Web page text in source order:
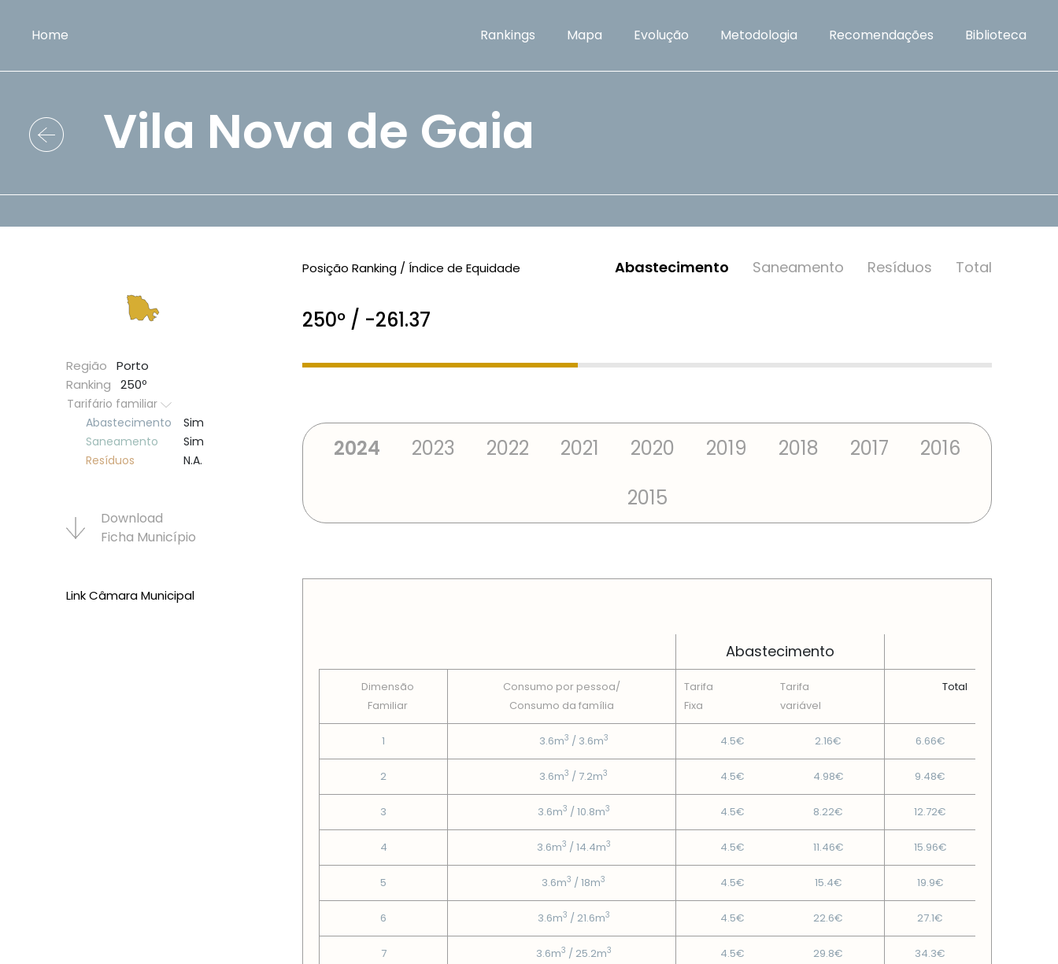
Home Rankings Mapa Evolução Metodologia Recomendações Biblioteca
Vila Nova de Gaia
Região
Porto
Ranking
250º
Tarifário familiar
Abastecimento
Sim
Saneamento
Sim
Resí­duos
N.A.
Download
Ficha Municí­pio
Link Câmara Municipal
Posição Ranking / Índice de Equidade Abastecimento Saneamento Resí­duos Total
250º / -261.37
2024 2023 2022 2021 2020 2019 2018 2017
2016
2015
Abastecimento
Dimensão
Familiar
Consumo por pessoa/
Consumo da famí­lia
Tarifa
Fixa
Tarifa
variável
Total
1 3.6m3 / 3.6m3 4.5€ 2.16€ 6.66€
2 3.6m3 / 7.2m3 4.5€ 4.98€ 9.48€
3 3.6m3 / 10.8m3 4.5€ 8.22€ 12.72€
4 3.6m3 / 14.4m3 4.5€ 11.46€ 15.96€
5 3.6m3 / 18m3 4.5€ 15.4€ 19.9€
6 3.6m3 / 21.6m3 4.5€ 22.6€ 27.1€
7 3.6m3 / 25.2m3 4.5€ 29.8€ 34.3€